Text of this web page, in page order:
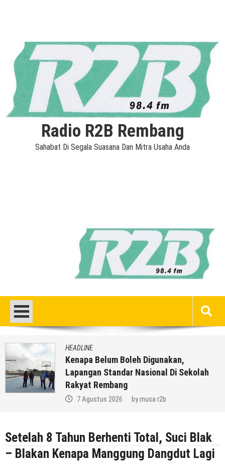
Radio R2B Rembang
Sahabat Di Segala Suasana Dan Mitra Usaha Anda
HEADLINE
Kenapa Belum Boleh Digunakan,
Lapangan Standar Nasional Di Sekolah
Rakyat Rembang
7 Agustus 2026 bymusa r2b
Setelah 8 Tahun Berhenti Total, Suci Blak
– Blakan Kenapa Manggung Dangdut Lagi